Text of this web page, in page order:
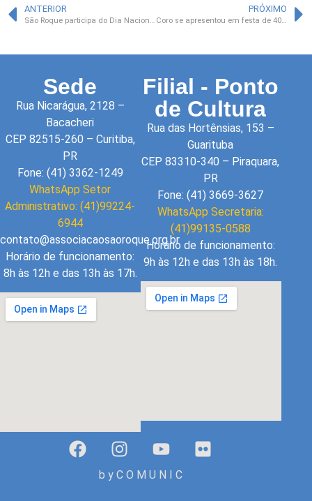
ANTERIOR
São Roque participa do Dia Nacional da Coleta de Alimentos
PRÓXIMO
Coro se apresentou em festa de 40 anos do Condor
Sede
Rua Nicarágua, 2128 –
Bacacheri
CEP 82515-260 – Curitiba,
PR
Fone: (41) 3362-1249
WhatsApp Setor
Administrativo: (41)99224-
6944
contato@associacaosaoroque.org.br
Horário de funcionamento:
8h às 12h e das 13h às 17h.
Filial - Ponto
de Cultura
Rua das Hortênsias, 153 –
Guarituba
CEP 83310-340 – Piraquara,
PR
Fone: (41) 3669-3627
WhatsApp Secretaria:
(41)99135-0588
Horário de funcionamento:
9h às 12h e das 13h às 18h.
b y C O M U N I C